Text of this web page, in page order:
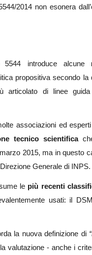
2014 non esonera
5544 introduce alcune
propositiva secondo la
articolato di linee
associazioni ed
tecnico scientifica
2015, ma in questo
Generale di INPS.
le più recenti
usati: il
la nuova definizione di
valutazione - anche i